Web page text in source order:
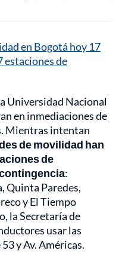
en Bogotá hoy 17
estaciones de
Universidad Nacional
en inmediaciones de
Mientras intentan
de movilidad han
de
:
Quinta Paredes,
y El Tiempo
la Secretaría de
usar las
y Av. Américas.